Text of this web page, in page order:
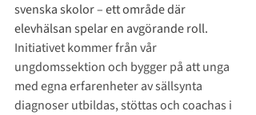
svenska skolor– ett område där
elevhälsan spelar en avgörande roll.
Initiativet kommer från vår
ungdomssektion och bygger på att unga
med egna erfarenheter av sällsynta
diagnoser utbildas, stöttas och coachas i